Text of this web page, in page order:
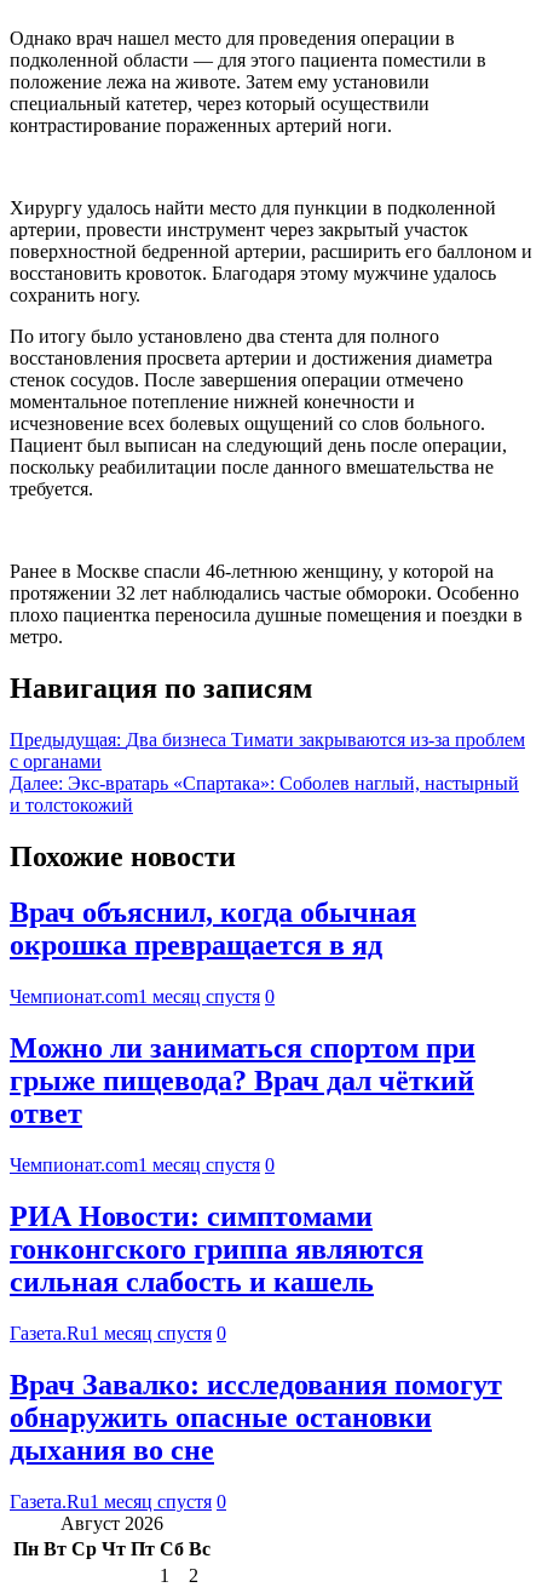
Однако врач нашел место для проведения операции в
подколенной области — для этого пациента поместили в
положение лежа на животе. Затем ему установили
специальный катетер, через который осуществили
контрастирование пораженных артерий ноги.
Хирургу удалось найти место для пункции в подколенной
артерии, провести инструмент через закрытый участок
поверхностной бедренной артерии, расширить его баллоном и
восстановить кровоток. Благодаря этому мужчине удалось
сохранить ногу.
По итогу было установлено два стента для полного
восстановления просвета артерии и достижения диаметра
стенок сосудов. После завершения операции отмечено
моментальное потепление нижней конечности и
исчезновение всех болевых ощущений со слов больного.
Пациент был выписан на следующий день после операции,
поскольку реабилитации после данного вмешательства не
требуется.
Ранее в Москве спасли 46-летнюю женщину, у которой на
протяжении 32 лет наблюдались частые обмороки. Особенно
плохо пациентка переносила душные помещения и поездки в
метро.
Навигация по записям
Предыдущая: Два бизнеса Тимати закрываются из-за проблем
с органами
Далее: Экс-вратарь «Спартака»: Соболев наглый, настырный
и толстокожий
Похожие новости
Врач объяснил, когда обычная
окрошка превращается в яд
Чемпионат.com1 месяц спустя 0
Можно ли заниматься спортом при
грыже пищевода? Врач дал чёткий
ответ
Чемпионат.com1 месяц спустя 0
РИА Новости: симптомами
гонконгского гриппа являются
сильная слабость и кашель
Газета.Ru1 месяц спустя 0
Врач Завалко: исследования помогут
обнаружить опасные остановки
дыхания во сне
Газета.Ru1 месяц спустя 0
Август 2026
Пн Вт Ср Чт Пт Сб Вс
1
2